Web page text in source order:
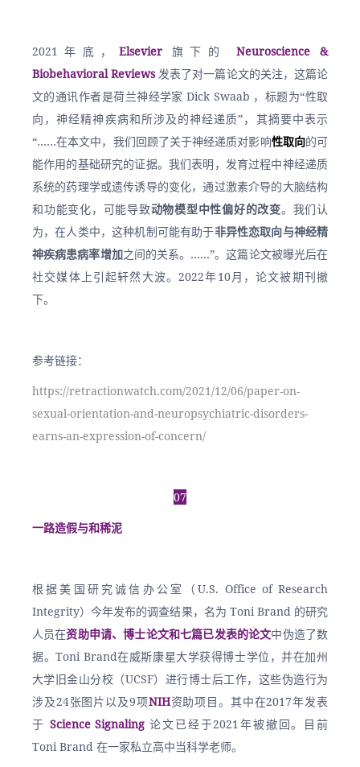
2021年底， Elsevier 旗下的 Neuroscience &
Biobehavioral Reviews 发表了对一篇论文的关注，这篇论
文的通讯作者是荷兰神经学家 Dick Swaab ，标题为“性取
向，神经精神疾病和所涉及的神经递质”，其摘要中表示
“……在本文中，我们回顾了关于神经递质对影响性取向的可
能作用的基础研究的证据。我们表明，发育过程中神经递质
系统的药理学或遗传诱导的变化，通过激素介导的大脑结构
和功能变化，可能导致动物模型中性偏好的改变。我们认
为，在人类中，这种机制可能有助于非异性恋取向与神经精
神疾病患病率增加之间的关系。……”。这篇论文被曝光后在
社交媒体上引起轩然大波。2022年10月，论文被期刊撤
下。
参考链接：
https://retractionwatch.com/2021/12/06/paper-on-
sexual-orientation-and-neuropsychiatric-disorders-
earns-an-expression-of-concern/
07
一路造假与和稀泥
根据美国研究诚信办公室（U.S. Office of Research
Integrity）今年发布的调查结果，名为 Toni Brand 的研究
人员在资助申请、博士论文和七篇已发表的论文中伪造了数
据。Toni Brand在威斯康星大学获得博士学位，并在加州
大学旧金山分校（UCSF）进行博士后工作，这些伪造行为
涉及24张图片以及9项NIH资助项目。其中在2017年发表
于 Science Signaling 论文已经于2021年被撤回。目前
Toni Brand 在一家私立高中当科学老师。